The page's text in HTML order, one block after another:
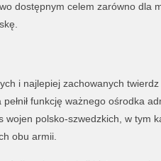
dostępnym celem zarówno dla
i najlepiej zachowanych twierdz
funkcję ważnego ośrodka
wojen polsko-szwedzkich, w tym
obu armii.